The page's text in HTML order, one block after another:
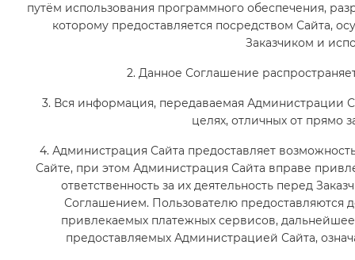
путём использования программного обеспечения,
которому предоставляется посредством Сайта,
Заказчиком и
2. Данное Соглашение
3. Вся информация, передаваемая Администрации
целях, отличных от прямо
4. Администрация Сайта предоставляет
Сайте, при этом Администрация Сайта вправе
ответственность за их деятельность перед
Соглашением. Пользователю предоставляются
привлекаемых платежных сервисов,
предоставляемых Администрацией Сайта,